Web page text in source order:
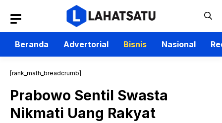
isi
Beranda
Advertorial Bisnis Nasional
[rank_math_breadcrumb]
Prabowo Sentil Swasta
Nikmati Uang Rakyat